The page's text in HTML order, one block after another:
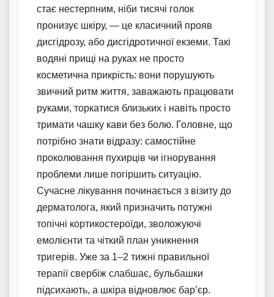
стає нестерпним, ніби тисячі голок
пронизує шкіру, — це класичний прояв
дисгідрозу, або дисгідротичної екземи. Такі
водяні прищі на руках не просто
косметична прикрість: вони порушують
звичний ритм життя, заважають працювати
руками, торкатися близьких і навіть просто
тримати чашку кави без болю. Головне, що
потрібно знати відразу: самостійне
проколювання пухирців чи ігнорування
проблеми лише погіршить ситуацію.
Сучасне лікування починається з візиту до
дерматолога, який призначить потужні
топічні кортикостероїди, зволожуючі
емолієнти та чіткий план уникнення
тригерів. Уже за 1–2 тижні правильної
терапії свербіж слабшає, бульбашки
підсихають, а шкіра відновлює бар’єр.